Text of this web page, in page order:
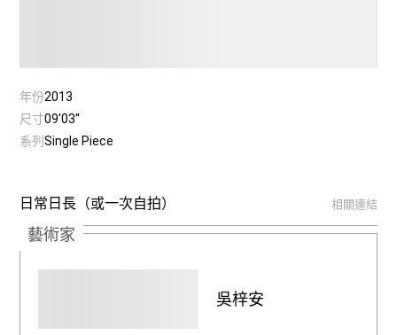
年份2013
尺寸09'03''
系列Single Piece
日常日長（或一次自拍） 相關連結
藝術家
吳梓安